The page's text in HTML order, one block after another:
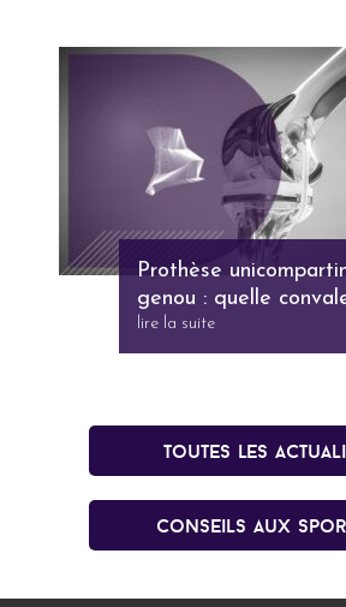
Prothèse
genou : quelle
lire la suite
Toutes les
conseils aux